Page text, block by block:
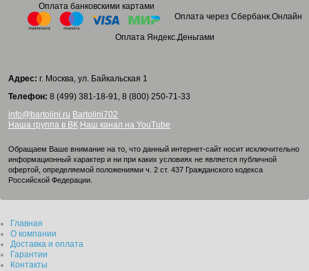
Оплата банковскими картами
Оплата через Сбербанк.Онлайн
Оплата Яндекс.Деньгами
Адрес: г. Москва, ул. Байкальская 1
Телефон: 8 (499) 381-18-91, 8 (800) 250-71-33
info@bartolini.ru Bartolini702
Наша группа в ВК Наш канал на YouTube
Обращаем Ваше внимание на то, что данный интернет-сайт носит исключительно
информационный характер и ни при каких условиях не является публичной
офертой, определяемой положениями ч. 2 ст. 437 Гражданского кодекса
Российской Федерации.
Главная
О компании
Доставка и оплата
Гарантии
Контакты